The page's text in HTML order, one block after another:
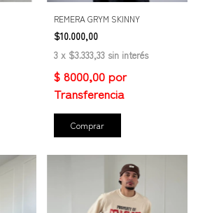
REMERA GRYM SKINNY
$10.000,00
3 x $3.333,33 sin interés
Comprar